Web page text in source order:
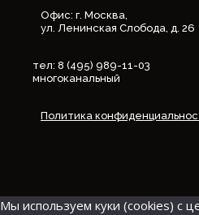
Офис: г. Москва,
ул. Ленинская Слобода, д. 26
тел: 8 (495) 989-11-03
многоканальный
Политика
Мы используем куки (cookies) с